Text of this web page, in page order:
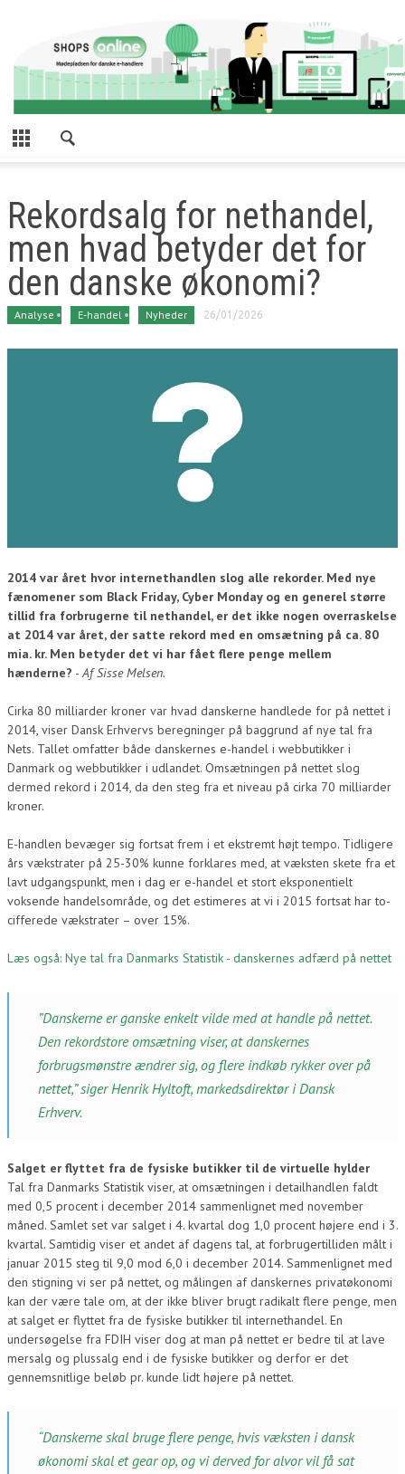
Rekordsalg for nethandel,
men hvad betyder det for
den danske økonomi?
Analyse E-handel Nyheder 26/01/2026
2014 var året hvor internethandlen slog alle rekorder. Med nye
fænomener som Black Friday, Cyber Monday og en generel større
tillid fra forbrugerne til nethandel, er det ikke nogen overraskelse
at 2014 var året, der satte rekord med en omsætning på ca. 80
mia. kr. Men betyder det vi har fået flere penge mellem
hænderne? -Af Sisse Melsen.
Cirka 80 milliarder kroner var hvad danskerne handlede for på nettet i
2014, viser Dansk Erhvervs beregninger på baggrund af nye tal fra
Nets. Tallet omfatter både danskernes e-handel i webbutikker i
Danmark og webbutikker i udlandet. Omsætningen på nettet slog
dermed rekord i 2014, da den steg fra et niveau på cirka 70 milliarder
kroner.
E-handlen bevæger sig fortsat frem i et ekstremt højt tempo. Tidligere
års vækstrater på 25-30% kunne forklares med, at væksten skete fra et
lavt udgangspunkt, men i dag er e-handel et stort eksponentielt
voksende handelsområde, og det estimeres at vi i 2015 fortsat har to-
cifferede vækstrater – over 15%.
Læs også: Nye tal fra Danmarks Statistik - danskernes adfærd på nettet
”Danskerne er ganske enkelt vilde med at handle på nettet.
Den rekordstore omsætning viser, at danskernes
forbrugsmønstre ændrer sig, og flere indkøb rykker over på
nettet,” siger Henrik Hyltoft, markedsdirektør i Dansk
Erhverv.
Salget er flyttet fra de fysiske butikker til de virtuelle hylder
Tal fra Danmarks Statistik viser, at omsætningen i detailhandlen faldt
med 0,5 procent i december 2014 sammenlignet med november
måned. Samlet set var salget i 4. kvartal dog 1,0 procent højere end i 3.
kvartal. Samtidig viser et andet af dagens tal, at forbrugertilliden målt i
januar 2015 steg til 9,0 mod 6,0 i december 2014. Sammenlignet med
den stigning vi ser på nettet, og målingen af danskernes privatøkonomi
kan der være tale om, at der ikke bliver brugt radikalt flere penge, men
at salget er flyttet fra de fysiske butikker til internethandel. En
undersøgelse fra FDIH viser dog at man på nettet er bedre til at lave
mersalg og plussalg end i de fysiske butikker og derfor er det
gennemsnitlige beløb pr. kunde lidt højere på nettet.
“Danskerne skal bruge flere penge, hvis væksten i dansk
økonomi skal et gear op, og vi derved for alvor vil få sat